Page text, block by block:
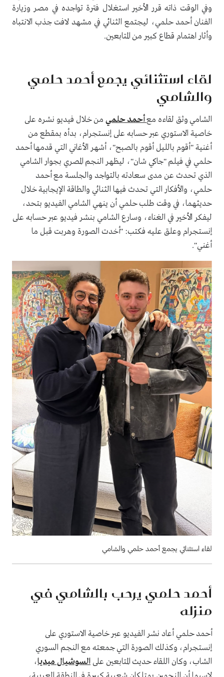
وفي الوقت ذاته قرر الأخير استغلال فترة تواجده في مصر وزيارة
الفنان أحمد حلمي، ليجتمع الثنائي في مشهد لافت جذب الانتباه
وأثار اهتمام قطاع كبير من المتابعين.
لقاء استثنائي يجمع أحمد حلمي
والشامي
الشامي وثق لقاءه معأحمد حلمي من خلال فيديو نشره على
خاصية الاستوري عبر حسابه على إنستجرام، بدأه بمقطع من
أغنية "أقوم بالليل أقوم بالصبح"، أشهر الأغاني التي قدمها أحمد
حلمي في فيلم "جاكي شان"، ليظهر النجم المصري بجوار الشامي
الذي تحدث عن مدى سعادته بالتواجد والجلسة مع أحمد
حلمي، والأفكار التي تحدث فيها الثنائي والطاقة الإيجابية خلال
حديثهما، في وقت طلب حلمي أن ينهي الشامي الفيديو بتحد،
ليفكر الأخير في الغناء، وسارع الشامي بنشر فيديو عبر حسابه على
إنستجرام وعلق عليه فكتب: "أخدت الصورة وهربت قبل ما
أغني".
لقاء استثنائي يجمع أحمد حلمي والشامي
أحمد حلمي يرحب بالشامي في
منزله
أحمد حلمي أعاد نشر الفيديو عبر خاصية الاستوري على
إنستجرام، وكذلك الصورة التي جمعته مع النجم السوري
الشاب، وكان اللقاء حديث المتابعين على السوشيال ميديا،